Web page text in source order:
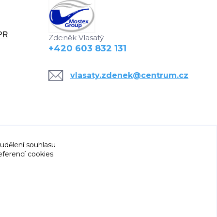
Zdeněk Vlasatý
+420 603 832 131
vlasaty.zdenek@centrum.cz
souhlasu
cookies